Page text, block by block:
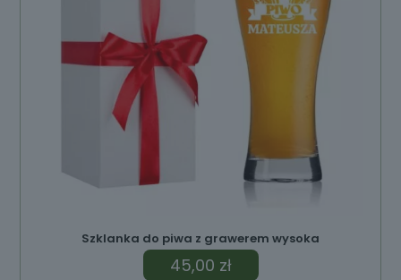
Szklanka do piwa z grawerem wysoka
45,00 zł